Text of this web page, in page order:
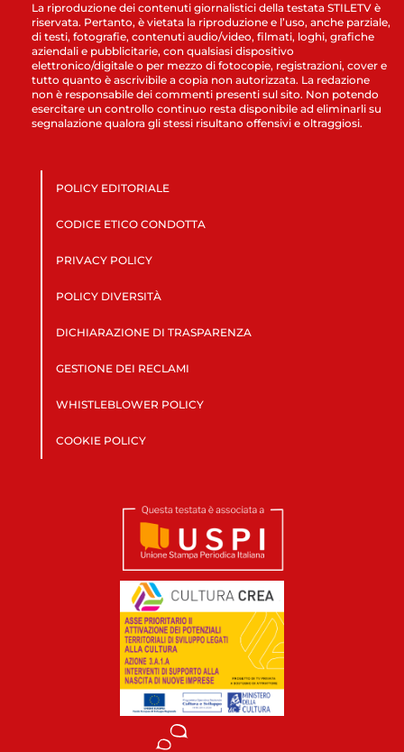
La riproduzione dei contenuti giornalistici della testata STILETV è
riservata. Pertanto, è vietata la riproduzione e l’uso, anche parziale,
di testi, fotografie, contenuti audio/video, filmati, loghi, grafiche
aziendali e pubblicitarie, con qualsiasi dispositivo
elettronico/digitale o per mezzo di fotocopie, registrazioni, cover e
tutto quanto è ascrivibile a copia non autorizzata. La redazione
non è responsabile dei commenti presenti sul sito. Non potendo
esercitare un controllo continuo resta disponibile ad eliminarli su
segnalazione qualora gli stessi risultano offensivi e oltraggiosi.
POLICY EDITORIALE
CODICE ETICO CONDOTTA
PRIVACY POLICY
POLICY DIVERSITÀ
DICHIARAZIONE DI TRASPARENZA
GESTIONE DEI RECLAMI
WHISTLEBLOWER POLICY
COOKIE POLICY